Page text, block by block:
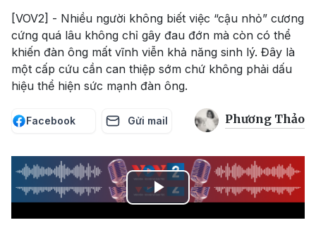
[VOV2] - Nhiều người không biết việc “cậu nhỏ” cương
cứng quá lâu không chỉ gây đau đớn mà còn có thể
khiến đàn ông mất vĩnh viễn khả năng sinh lý. Đây là
một cấp cứu cần can thiệp sớm chứ không phải dấu
hiệu thể hiện sức mạnh đàn ông.
Facebook Gửi mail Phương Thảo
Play